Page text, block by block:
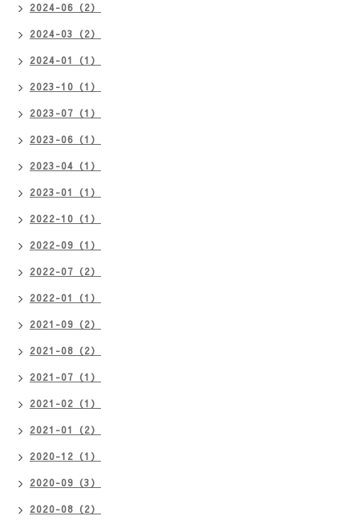
2024-06（2）
2024-03（2）
2024-01（1）
2023-10（1）
2023-07（1）
2023-06（1）
2023-04（1）
2023-01（1）
2022-10（1）
2022-09（1）
2022-07（2）
2022-01（1）
2021-09（2）
2021-08（2）
2021-07（1）
2021-02（1）
2021-01（2）
2020-12（1）
2020-09（3）
2020-08（2）